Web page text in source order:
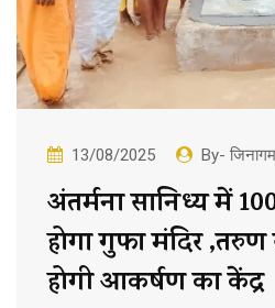
13/08/2025 By-
अंतर्मना सानिध्य में
होगा गुफा मंदिर
होगी आकर्षण का केंद्र